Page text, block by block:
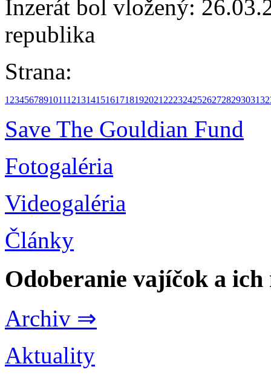
Inzerát bol vložený:
republika
Strana:
1 23456789101112131415161718192021 2223242526272829303132
Save The Gouldian Fund
Fotogaléria
Videogaléria
Články
Odoberanie vajíčok a
Archiv ⇒
Aktuality